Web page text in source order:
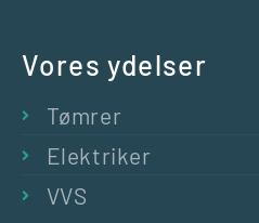
Vores ydelser
Tømrer
Elektriker
VVS